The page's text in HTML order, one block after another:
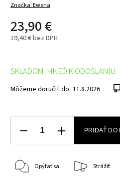
Značka:Ewena
23,90 €
19,40 € bez DPH
SKLADOM IHNEĎ K ODOSLANIU
Môžeme doručiť do: 11.8.2026
PRIDAŤ DO
Opýtať sa Strážiť